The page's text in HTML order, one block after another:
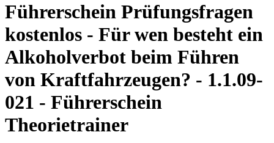
Führerschein Prüfungsfragen
kostenlos - Für wen besteht ein
Alkoholverbot beim Führen
von Kraftfahrzeugen? - 1.1.09-
021 - Führerschein
Theorietrainer